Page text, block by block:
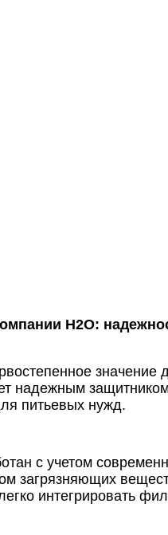
Н2О:
надежным
питьевых нужд.
с учетом
загрязняющих
интегрировать